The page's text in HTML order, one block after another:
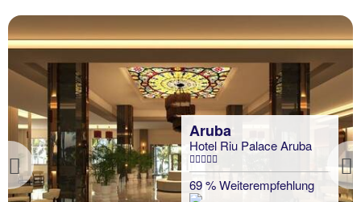
Previous
Aruba
Hotel Riu Palace Aruba
69 % Weiterempfehlung